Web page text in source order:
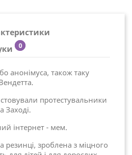
0
анонімуса, також таку
протестувальники
Заході.
інтернет - мем.
резинці, зроблена з міцного